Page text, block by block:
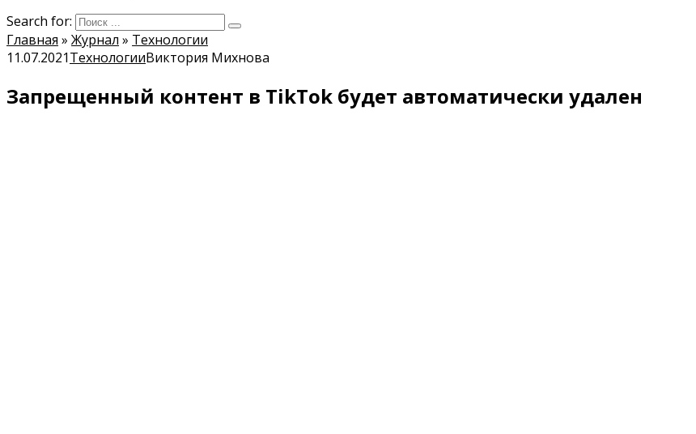
Search for:
Главная » Журнал » Технологии
11.07.2021ТехнологииВиктория Михнова
Запрещенный контент в TikTok будет автоматически удален